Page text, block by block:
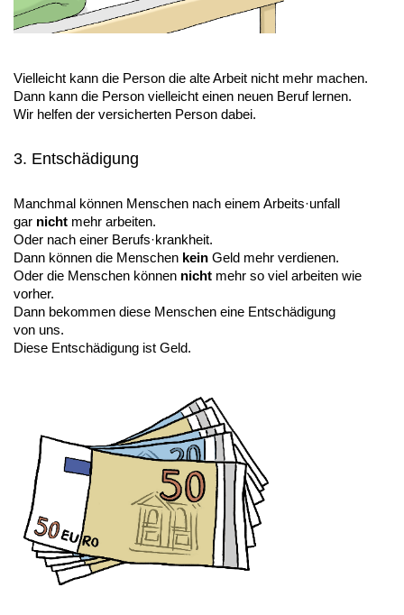
Vielleicht kann die Person die alte Arbeit nicht mehr machen.
Dann kann die Person vielleicht einen neuen Beruf lernen.
Wir helfen der versicherten Person dabei.
3. Entschädigung
Manchmal können Menschen nach einem Arbeits·unfall
gar nicht mehr arbeiten.
Oder nach einer Berufs·krankheit.
Dann können die Menschen kein Geld mehr verdienen.
Oder die Menschen können nicht mehr so viel arbeiten wie
vorher.
Dann bekommen diese Menschen eine Entschädigung
von uns.
Diese Entschädigung ist Geld.